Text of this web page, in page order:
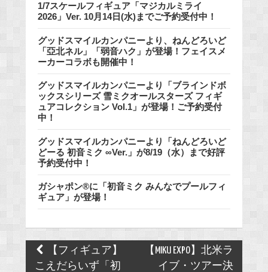
1/7スケールフィギュア「マジカルミライ
2026」Ver. 10月14日(水)までご予約受付中！
グッドスマイルカンパニーより、ねんどろいど
「亞北ネル」「弱音ハク」が登場！フェイスメ
ーカーコラボも開催中！
グッドスマイルカンパニーより「ブラインドボ
ックスシリーズ 雪ミクオールスターズ フィギ
ュアコレクション Vol.1」が登場！ご予約受付
中！
グッドスマイルカンパニーより「ねんどろいど
どーる 初音ミク ∞Ver.」が8/19（水）まで好評
予約受付中！
ガシャポン®に「初音ミク みんなでプールフィ
ギュア」が登場！
Post
navigation
【フィギュア】
こえだらいず「初
【MIKU EXPO】北米ラ
イブ・ツアー決